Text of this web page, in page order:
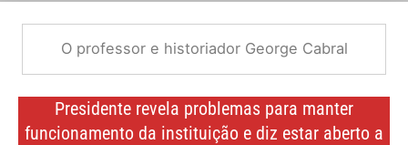
O professor e historiador George Cabral
Presidente revela problemas para manter
funcionamento da instituição e diz estar aberto a